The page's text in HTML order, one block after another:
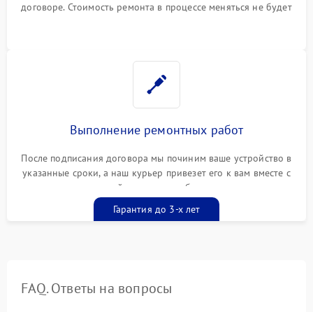
договоре. Стоимость ремонта в процессе меняться не будет
Выполнение ремонтных работ
После подписания договора мы починим ваше устройство в
указанные сроки, а наш курьер привезет его к вам вместе с
гарантийным талоном бесплатно
Гарантия до 3-х лет
FAQ. Ответы на вопросы